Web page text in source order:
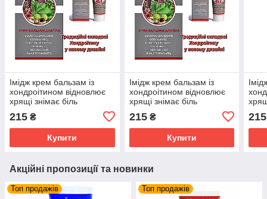
Імідж крем бальзам із
хондроітином відновлює
хрящі знімає біль
м'язів
215 ₴
Купити
Імідж крем бальзам із
хондроітином відновлює
хрящі знімає біль
м'язів
215₴
Купити
215
Акційні пропозиції та новинки
Топ продажів Топ продажів